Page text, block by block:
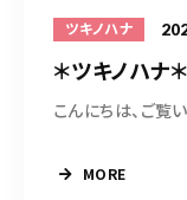
ツキノハナ
＊ツキノハナ
こんにちは、ご覧
MORE